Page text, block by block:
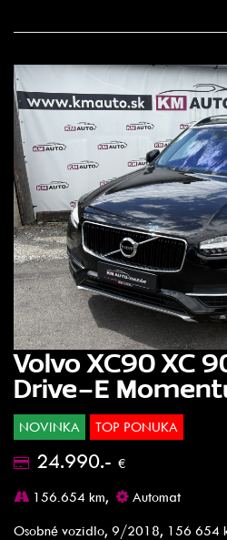
Volvo XC90 XC
Drive-E
NOVINKA TOP PONUKA
24.990.- €
156.654 km,
Automat
Osobné vozidlo, 9/2018, 156 654